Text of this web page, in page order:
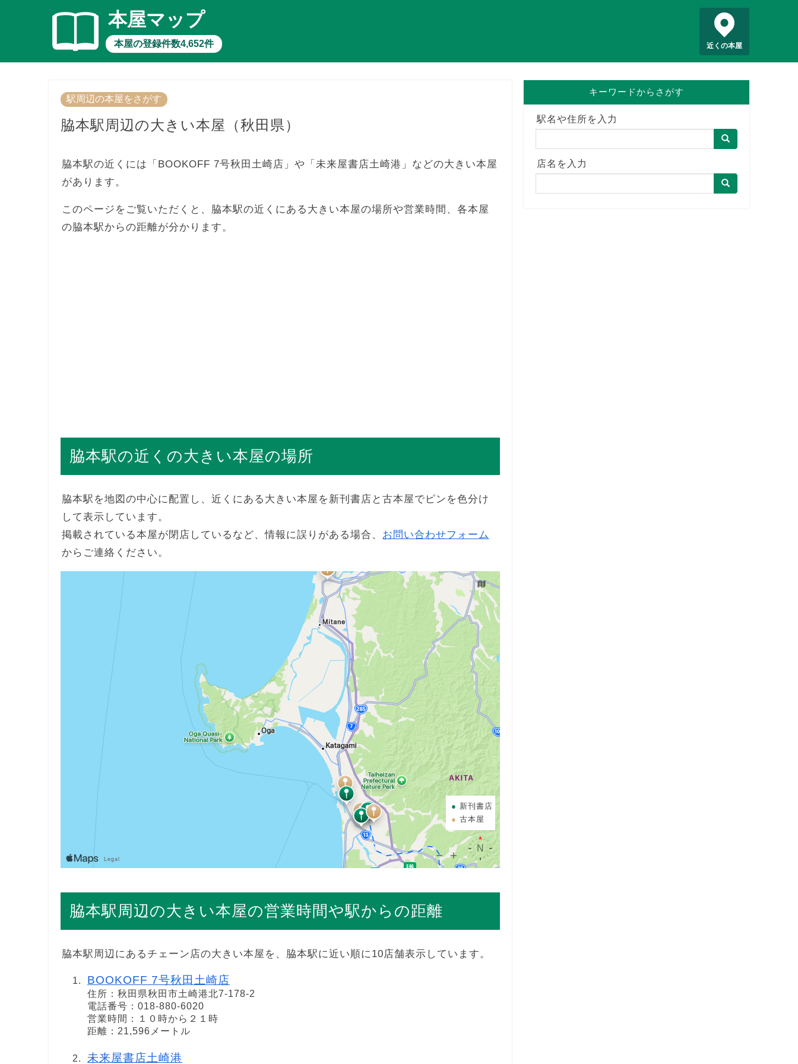
本屋マップ
本屋の登録件数4,652件 近くの本屋
駅周辺の本屋をさがす
脇本駅周辺の大きい本屋（秋田県）
脇本駅の近くには「BOOKOFF 7号秋田土崎店」や「未来屋書店土崎港」などの大きい本屋
があります。
このページをご覧いただくと、脇本駅の近くにある大きい本屋の場所や営業時間、各本屋
の脇本駅からの距離が分かります。
脇本駅の近くの大きい本屋の場所
脇本駅を地図の中心に配置し、近くにある大きい本屋を新刊書店と古本屋でピンを色分け
して表示しています。
掲載されている本屋が閉店しているなど、情報に誤りがある場合、 お問い合わせフォーム
からご連絡ください。
新刊書店
古本屋
脇本駅周辺の大きい本屋の営業時間や駅からの距離
脇本駅周辺にあるチェーン店の大きい本屋を、脇本駅に近い順に10店舗表示しています。
BOOKOFF 7号秋田土崎店
住所：秋田県秋田市土崎港北7-178-2
電話番号：018-880-6020
営業時間：１０時から２１時
距離：21,596メートル
未来屋書店土崎港
キーワードからさがす
駅名や住所を入力
店名を入力